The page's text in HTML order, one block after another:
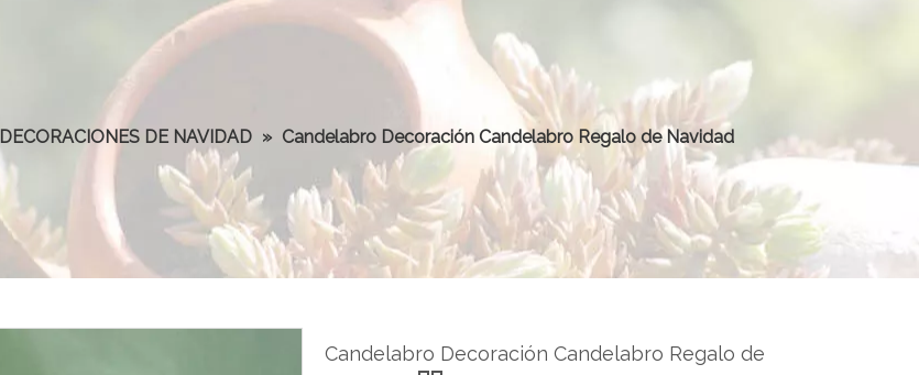
DECORACIONES DE NAVIDAD » Candelabro Decoración Candelabro Regalo de Navidad
Candelabro Decoración Candelabro Regalo de